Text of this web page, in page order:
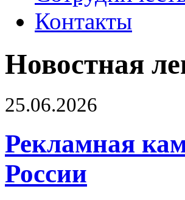
Контакты
Новостная
25.06.2026
Рекламная
России